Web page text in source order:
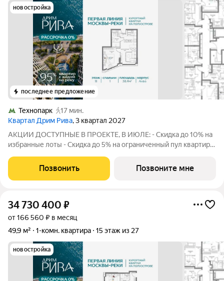
новостройка
последнее предложение
Технопарк
17 мин.
Квартал Дрим Рива, 3 квартал 2027
АКЦИИ ДОСТУПНЫЕ В ПРОЕКТЕ, В ИЮЛЕ: - Скидка до 10% на
избранные лоты - Скидка до 5% на ограниченный пул квартир -
удорожания. Размер скидки зависит от суммы
первоначального взноса и рассчитывается
Позвонить Позвоните мне
34 730 400 ₽
от 166 560 ₽ в месяц
49,9 м²
1-комн. квартира 15 этаж из 27
новостройка